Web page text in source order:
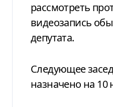
рассмотреть
видеозапись
депутата.
Следующее
назначено на 10